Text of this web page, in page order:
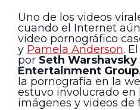
Uno de los videos
cuando el Internet
video pornográfico
y Pamela Anderson.
por Seth Warshavsky
Entertainment Group
la pornografía en la
estuvo involucrado en
imágenes y videos de